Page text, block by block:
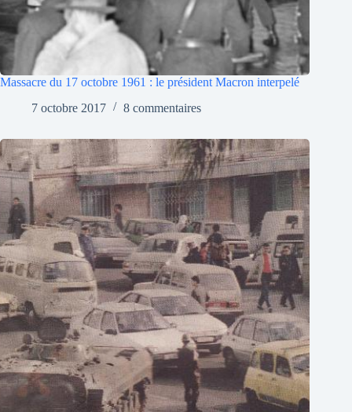
Massacre du 17 octobre 1961 : le président Macron interpelé
7 octobre 2017
8 commentaires